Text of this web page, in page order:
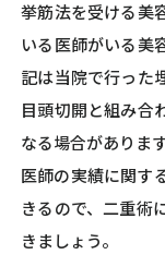
挙筋法を受ける美
いる医師がいる美
記は当院で行った
目頭切開と組み合
なる場合があります
医師の実績に関す
きるので、二重術
きましょう。